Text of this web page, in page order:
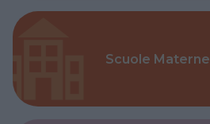
Scuole Materne